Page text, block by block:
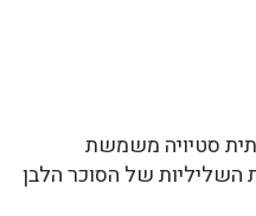
סטיויה משמשת
של הסוכר הלבן